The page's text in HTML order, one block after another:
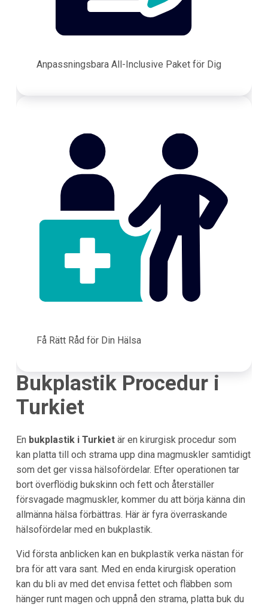
Anpassningsbara All-Inclusive Paket för Dig
Få Rätt Råd för Din Hälsa
Bukplastik Procedur i
Turkiet
En bukplastik i Turkietär en kirurgisk procedur som
kan platta till och strama upp dina magmuskler samtidigt
som det ger vissa hälsofördelar. Efter operationen tar
bort överflödig bukskinn och fett och återställer
försvagade magmuskler, kommer du att börja känna din
allmänna hälsa förbättras. Här är fyra överraskande
hälsofördelar med en bukplastik.
Vid första anblicken kan en bukplastik verka nästan för
bra för att vara sant. Med en enda kirurgisk operation
kan du bli av med det envisa fettet och fläbben som
hänger runt magen och uppnå den strama, platta buk du